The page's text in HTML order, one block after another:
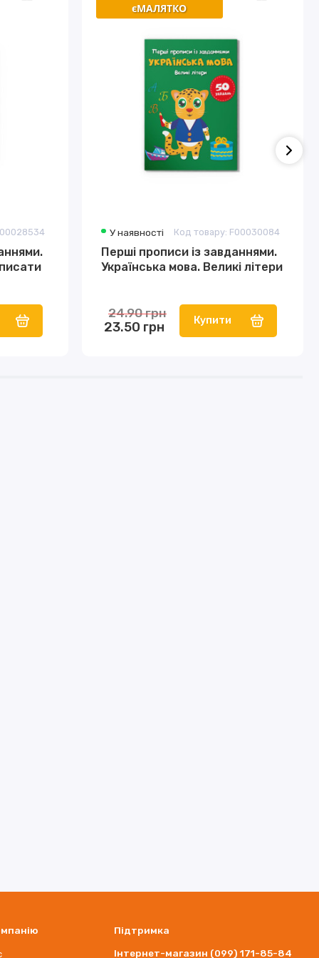
У наявності Код товару: F00030084
Перші прописи із завданнями.
Українська мова. Великі літери
єМАЛЯТКО
єМАЛЯТКО
23.50 грн
24.90 грн Купити
Підтримка
Інтернет-магазин (099) 171-85-84